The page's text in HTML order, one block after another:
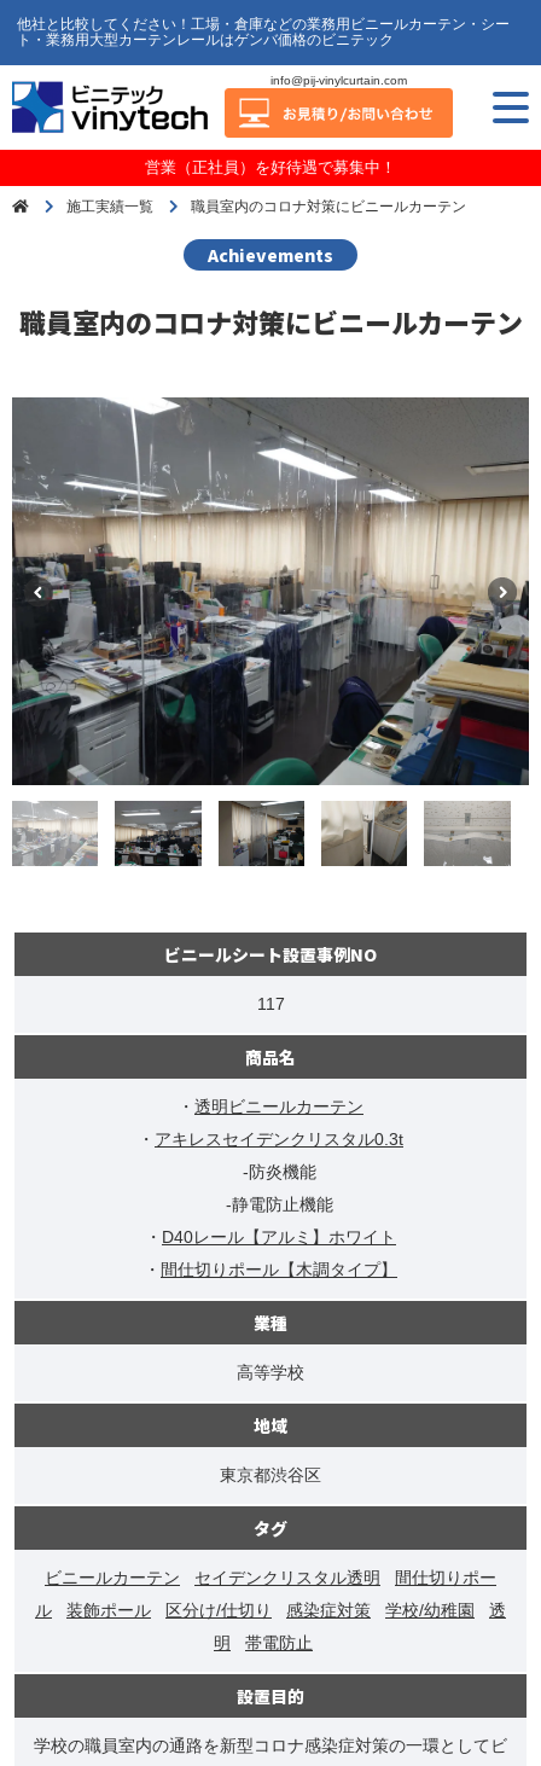
他社と比較してください！工場・倉庫などの業務用ビニールカーテン・シー
ト・業務用大型カーテンレールはゲンバ価格のビニテック
info@pij-vinylcurtain.com
営業（正社員）を好待遇で募集中！
施工実績一覧 職員室内のコロナ対策にビニールカーテン
Achievements
職員室内のコロナ対策にビニールカーテン
ビニールシート設置事例NO
117
商品名
・ 透明ビニールカーテン
・ アキレスセイデンクリスタル0.3t
-防炎機能
-静電防止機能
・ D40レール【アルミ】ホワイト
・ 間仕切りポール【木調タイプ】
業種
高等学校
地域
東京都渋谷区
タグ
ビニールカーテン セイデンクリスタル透明
間仕切りポー
ル
装飾ポール 区分け/仕切り 感染症対策 学校/幼稚園
透
明
帯電防止
設置目的
学校の職員室内の通路を新型コロナ感染症対策の一環としてビ